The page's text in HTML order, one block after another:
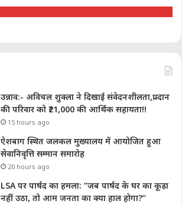
उन्नाव:- अविचल शुक्ला ने दिखाई संवेदनशीलता,प्रदान
की परिवार को ₹21,000 की आर्थिक सहायता!!
15 hours ago
ऐशबाग स्थित जलकल मुख्यालय में आयोजित हुआ
सेवानिवृत्ति सम्मान समारोह
20 hours ago
LSA पर पार्षद का हमला: “जब पार्षद के घर का कूड़ा
नहीं उठा, तो आम जनता का क्या हाल होगा?”